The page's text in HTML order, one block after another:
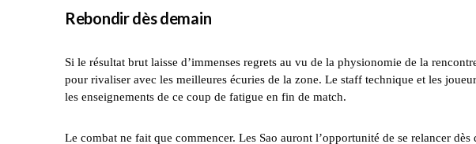
Rebondir dès demain
Si le résultat brut laisse d’immenses regrets au vu de la physionomie de la
pour rivaliser avec les meilleures écuries de la zone. Le staff technique et les
les enseignements de ce coup de fatigue en fin de match.
Le combat ne fait que commencer. Les Sao auront l’opportunité de se relancer